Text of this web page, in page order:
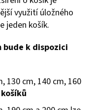
využití úložného
jeden košík.
bude k dispozici
130 cm, 140 cm, 160